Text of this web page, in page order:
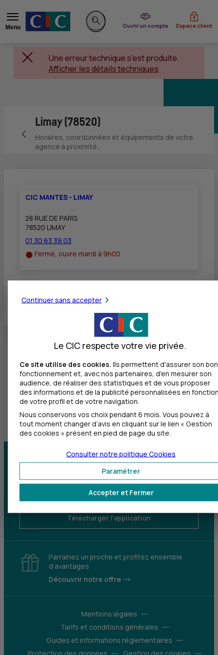
Menu
Rechercher sur le site
Ouvrir un compte
du CIC Espace client
Une erreur technique s'est produite.
Afficher les détails techniques
Retour vers la page précédente
Limay (78520)
Horaires, coordonnées et équipements de votre
agence à proximité...
CIC MANTES - LIMAY
28 RUE DE PARIS
78520 LIMAY
01 30 63 39 03
Fermé, ouvre mardi à 9h00
Toutes les localités
Centre d'aide Trouver une agence
Sourds et
Télécharger l'application
Parrainez un proche et profitez ensemble
d’avantages
Découvrir notre offre
Mentions légales
Tarifs et conditions générales
Guides et informations réglementaires
Continuer sans accepter
Le CIC respecte votre vie privée.
Ce site utilise des cookies. Ils permettent d'assurer son bon
fonctionnement et, avec nos partenaires, d'en mesurer son
audience, de réaliser des statistiques et de vous proposer
des informations et de la publicité personnalisées en
de votre profil et de votre navigation.
Nous conservons vos choix pendant 6 mois. Vous pouvez à
tout moment changer d’avis en cliquant sur le lien « Gestion
des cookies » présent en pied de page du site.
Accepter et Fermer
Paramétrer
Consulter notre politique Cookies